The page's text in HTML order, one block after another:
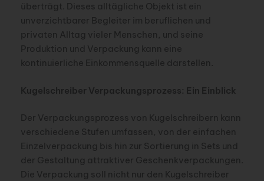
überträgt. Dieses alltägliche Objekt ist ein
unverzichtbarer Begleiter im beruflichen und
privaten Alltag vieler Menschen, und seine
Produktion und Verpackung kann eine
kontinuierliche Einkommensquelle darstellen.
Kugelschreiber Verpackungsprozess: Ein Einblick
Der Verpackungsprozess von Kugelschreibern kann
verschiedene Stufen umfassen, von der einfachen
Einzelverpackung bis hin zur Sortierung in Sets und
der Gestaltung attraktiver Geschenkverpackungen.
Die Verpackung soll nicht nur den Kugelschreiber